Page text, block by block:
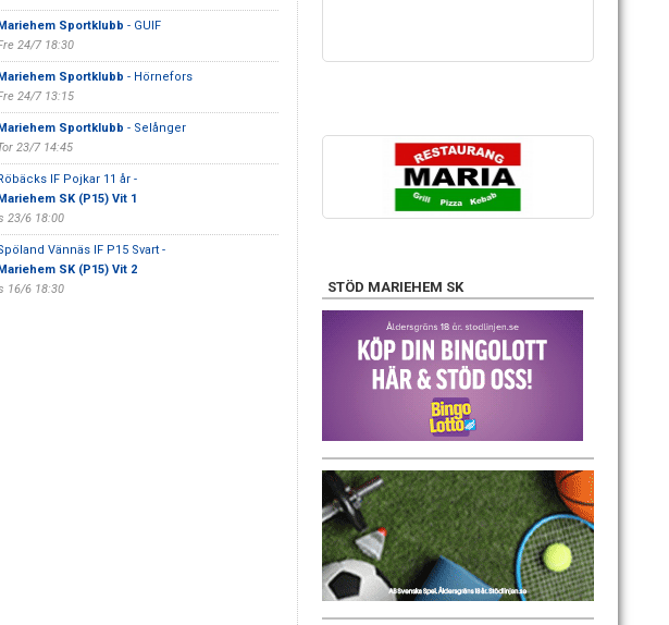
Sportklubb - GUIF
24/7 18:30
Sportklubb - Hörnefors
24/7 13:15
Sportklubb - Selånger
23/7 14:45
IF Pojkar 11 år -
SK (P15) Vit 1
23/6 18:00
Vännäs IF P15 Svart -
SK (P15) Vit 2
16/6 18:30
STÖD MARIEHEM SK